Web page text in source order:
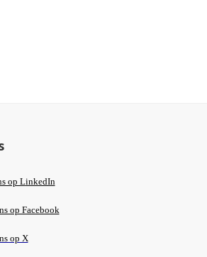
op LinkedIn
op Facebook
op X